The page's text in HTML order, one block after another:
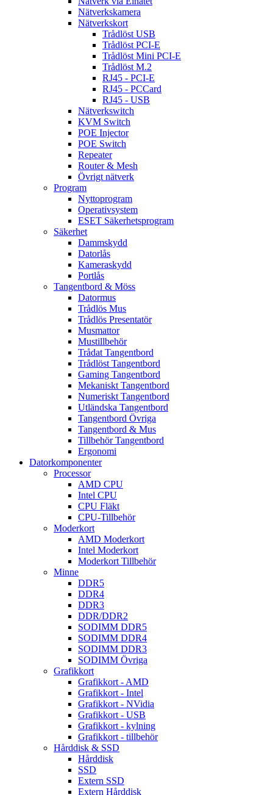
Nätverkskamera
Nätverkskort
Trådlöst USB
Trådlöst PCI-E
Trådlöst Mini PCI-E
Trådlöst M.2
RJ45 - PCI-E
RJ45 - PCCard
RJ45 - USB
Nätverkswitch
KVM Switch
POE Injector
POE Switch
Repeater
Router & Mesh
Övrigt nätverk
Program
Nyttoprogram
Operativsystem
ESET Säkerhetsprogram
Säkerhet
Dammskydd
Datorlås
Kameraskydd
Portlås
Tangentbord & Möss
Datormus
Trådlös Mus
Trådlös Presentatör
Musmattor
Mustillbehör
Trådat Tangentbord
Trådlöst Tangentbord
Gaming Tangentbord
Mekaniskt Tangentbord
Numeriskt Tangentbord
Utländska Tangentbord
Tangentbord Övriga
Tangentbord & Mus
Tillbehör Tangentbord
Ergonomi
Datorkomponenter
Processor
AMD CPU
Intel CPU
CPU Fläkt
CPU-Tillbehör
Moderkort
AMD Moderkort
Intel Moderkort
Moderkort Tillbehör
Minne
DDR5
DDR4
DDR3
DDR/DDR2
SODIMM DDR5
SODIMM DDR4
SODIMM DDR3
SODIMM Övriga
Grafikkort
Grafikkort - AMD
Grafikkort - Intel
Grafikkort - NVidia
Grafikkort - USB
Grafikkort - kylning
Grafikkort - tillbehör
Hårddisk & SSD
Hårddisk
SSD
Extern SSD
Extern Hårddisk